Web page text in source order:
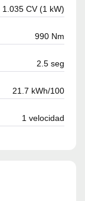
1.035 CV (1 kW)
990 Nm
2.5 seg
21.7 kWh/100
1 velocidad